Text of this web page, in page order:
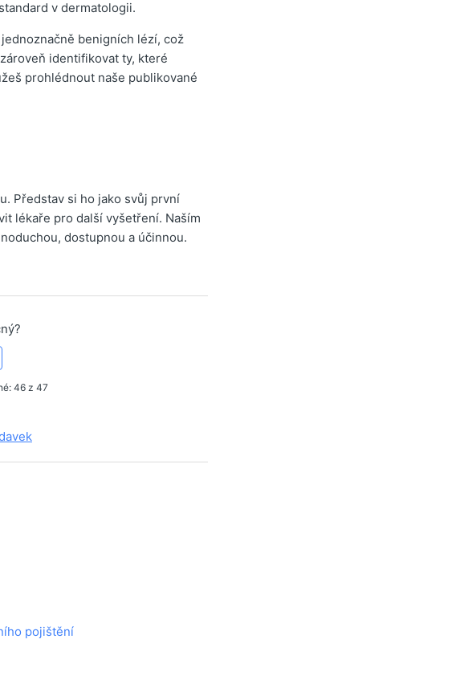
v dermatologii.
benigních lézí, což
identifikovat ty, které
prohlédnout naše publikované
Představ si ho jako svůj první
lékaře pro další vyšetření. Naším
dostupnou a účinnou.
46 z 47
pojištění